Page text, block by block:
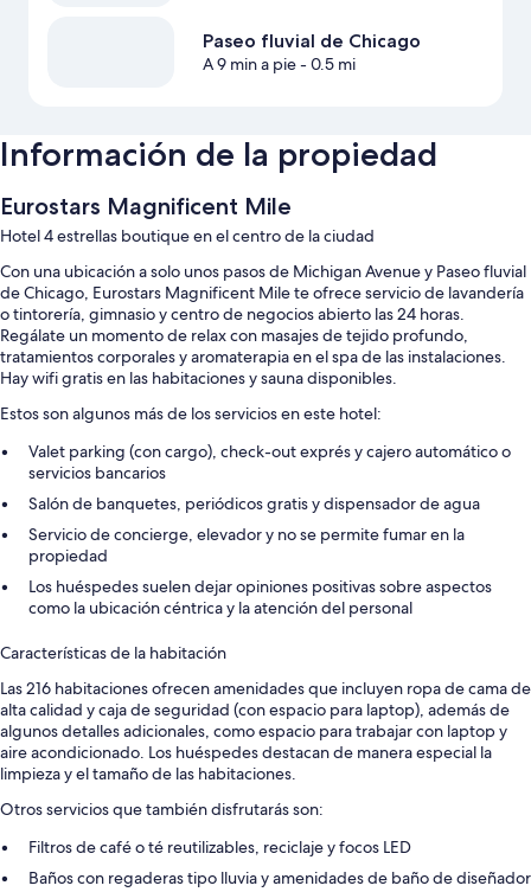
Paseo fluvial de Chicago
A 9 min a pie- 0.5 mi
Información de la propiedad
Eurostars Magnificent Mile
Hotel 4 estrellas boutique en el centro de la ciudad
Con una ubicación a solo unos pasos de Michigan Avenue y Paseo fluvial
de Chicago, Eurostars Magnificent Mile te ofrece servicio de lavandería
o tintorería, gimnasio y centro de negocios abierto las 24 horas.
Regálate un momento de relax con masajes de tejido profundo,
tratamientos corporales y aromaterapia en el spa de las instalaciones.
Hay wifi gratis en las habitaciones y sauna disponibles.
Estos son algunos más de los servicios en este hotel:
Valet parking (con cargo), check-out exprés y cajero automático o
servicios bancarios
Salón de banquetes, periódicos gratis y dispensador de agua
Servicio de concierge, elevador y no se permite fumar en la
propiedad
Los huéspedes suelen dejar opiniones positivas sobre aspectos
como la ubicación céntrica y la atención del personal
Características de la habitación
Las 216 habitaciones ofrecen amenidades que incluyen ropa de cama de
alta calidad y caja de seguridad (con espacio para laptop), además de
algunos detalles adicionales, como espacio para trabajar con laptop y
aire acondicionado. Los huéspedes destacan de manera especial la
limpieza y el tamaño de las habitaciones.
Otros servicios que también disfrutarás son:
Filtros de café o té reutilizables, reciclaje y focos LED
Baños con regaderas tipo lluvia y amenidades de baño de diseñador